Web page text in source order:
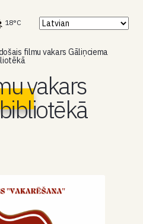
18°C
filmu vakars Gāliņciema
vakars